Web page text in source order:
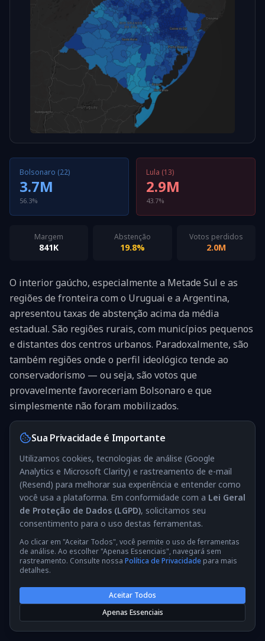
Sua Privacidade é Importante
Utilizamos cookies, tecnologias de análise (Google
Analytics e Microsoft Clarity) e rastreamento de e-mail
(Resend) para melhorar sua experiência e entender como
você usa a plataforma. Em conformidade com a Lei Geral
de Proteção de Dados (LGPD), solicitamos seu
consentimento para o uso destas ferramentas.
Ao clicar em "Aceitar Todos", você permite o uso de ferramentas
de análise. Ao escolher "Apenas Essenciais", navegará sem
rastreamento. Consulte nossa Política de Privacidade para mais
detalhes.
Aceitar Todos
Apenas Essenciais
Bolsonaro (22)
3.7M
56.3%
Lula (13)
2.9M
43.7%
Margem
841K
Abstenção
19.8%
Votos perdidos
2.0M
O interior gaúcho, especialmente a Metade Sul e as
regiões de fronteira com o Uruguai e a Argentina,
apresentou taxas de abstenção acima da média
estadual. São regiões rurais, com municípios pequenos
e distantes dos centros urbanos. Paradoxalmente, são
também regiões onde o perfil ideológico tende ao
conservadorismo — ou seja, são votos que
provavelmente favoreceriam Bolsonaro e que
simplesmente não foram mobilizados.
📌 Lição para 2026
O RS ensina que o voto conservador no Brasil não é
auto-mobilizante. Mesmo em regiões ideologicamente
favoráveis, a ausência de estrutura de mobilização
resulta em abstenção. Em 2026, uma campanha que
invista em infraestrutura de comparecimento no interior
gaúcho pode ampliar a margem em um estado já
favorável.
🌲Paraná